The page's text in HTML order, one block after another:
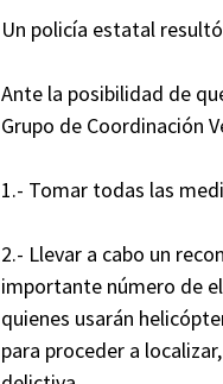
Un policía estatal
Ante la posibilidad de
Grupo de Coordinación
1.- Tomar todas las
2.- Llevar a cabo un
importante número de
quienes usarán
para proceder a